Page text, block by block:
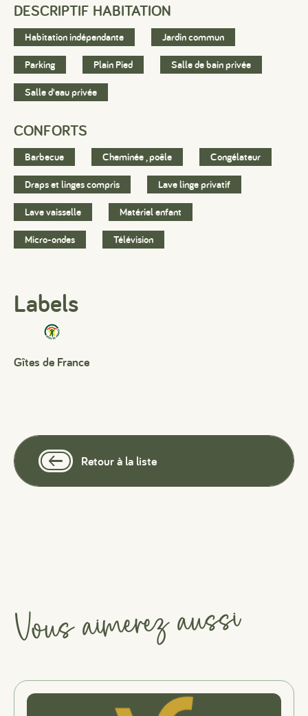
DESCRIPTIF HABITATION
Habitation indépendante Jardin commun
Parking Plain Pied Salle de bain privée
Salle d'eau privée
CONFORTS
Barbecue Cheminée , poêle Congélateur
Draps et linges compris Lave linge privatif
Lave vaisselle Matériel enfant
Micro-ondes Télévision
Labels
Gîtes de France
Retour à la liste
Vous aimerez aussi
#